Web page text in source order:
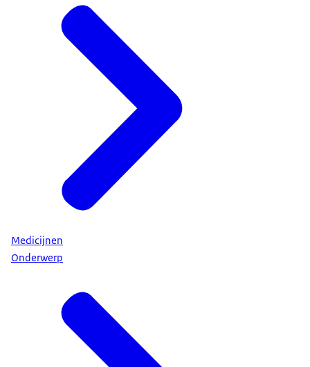
Medicijnen
Onderwerp